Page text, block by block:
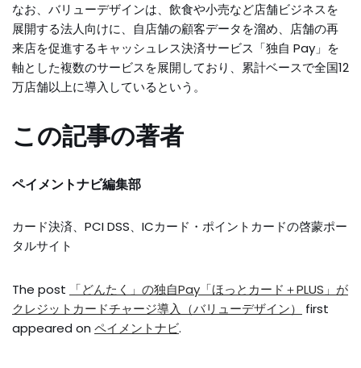
なお、バリューデザインは、飲食や小売など店舗ビジネスを
展開する法人向けに、自店舗の顧客データを溜め、店舗の再
来店を促進するキャッシュレス決済サービス「独自 Pay」を
軸とした複数のサービスを展開しており、累計ベースで全国12
万店舗以上に導入しているという。
この記事の著者
ペイメントナビ編集部
カード決済、PCI DSS、ICカード・ポイントカードの啓蒙ポー
タルサイト
The post
「どんたく」の独自Pay「ほっとカード＋PLUS」が
クレジットカードチャージ導入（バリューデザイン）
first
appeared on ペイメントナビ.